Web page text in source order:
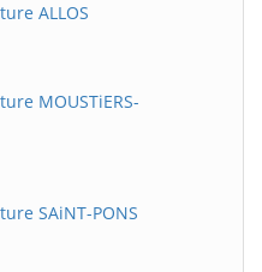
ALLOS
MOUSTiERS-
SAiNT-PONS